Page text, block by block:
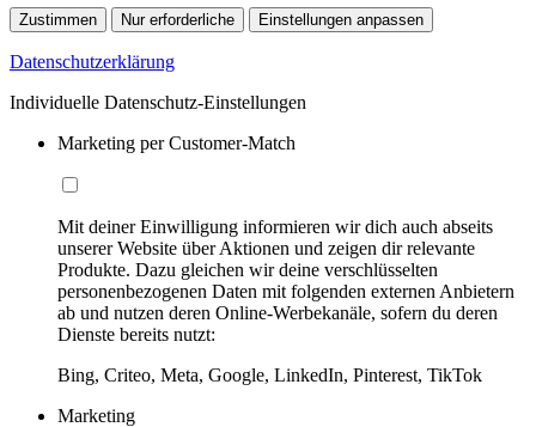
Zustimmen Nur erforderliche Einstellungen anpassen
Datenschutzerklärung
Individuelle Datenschutz-Einstellungen
Marketing per Customer-Match
Mit deiner Einwilligung informieren wir dich auch abseits
unserer Website über Aktionen und zeigen dir relevante
Produkte. Dazu gleichen wir deine verschlüsselten
personenbezogenen Daten mit folgenden externen Anbietern
ab und nutzen deren Online-Werbekanäle, sofern du deren
Dienste bereits nutzt:
Bing, Criteo, Meta, Google, LinkedIn, Pinterest, TikTok
Marketing